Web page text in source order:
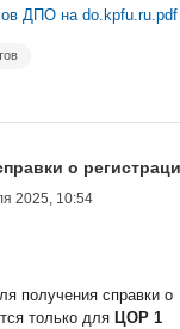
ДПО на do.kpfu.ru.pdf
о
2025, 10:54
получения справки о
только для ЦОР 1